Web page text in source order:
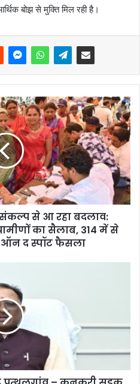
बोझ से मुक्ति मिल रही है।
से आ रहा बदलाव:
का सैलाब, 314 में से
द स्पॉट फैसला